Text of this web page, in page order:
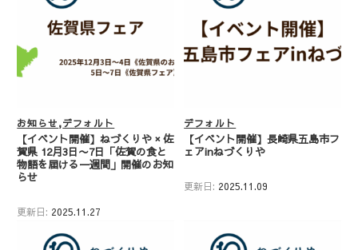
お知らせ デフォルト
【イベント開催】ねづくりや × 佐
賀県 12月3日〜7日「佐賀の食と
物語を届ける一週間」開催のお知
らせ
更新日: 2025.11.27
デフォルト
【イベント開催】長崎県五島市フ
ェアinねづくりや
更新日: 2025.11.09